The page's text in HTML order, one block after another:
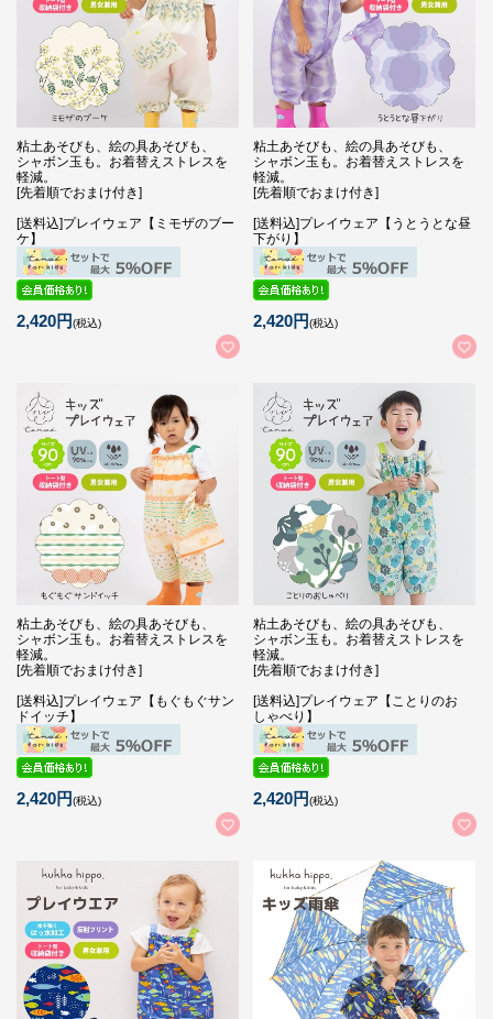
粘土あそびも、絵の具あそびも、
シャボン玉も。お着替えストレスを
軽減。
[先着順でおまけ付き]
[送料込]プレイウェア【ミモザのブー
ケ】
2,420円(税込)
粘土あそびも、絵の具あそびも、
シャボン玉も。お着替えストレスを
軽減。
[先着順でおまけ付き]
[送料込]プレイウェア【うとうとな昼
下がり】
2,420円(税込)
粘土あそびも、絵の具あそびも、
シャボン玉も。お着替えストレスを
軽減。
[先着順でおまけ付き]
[送料込]プレイウェア【もぐもぐサン
ドイッチ】
2,420円(税込)
粘土あそびも、絵の具あそびも、
シャボン玉も。お着替えストレスを
軽減。
[先着順でおまけ付き]
[送料込]プレイウェア【ことりのお
しゃべり】
2,420円(税込)